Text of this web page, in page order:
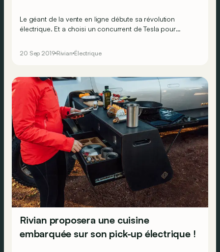
Le géant de la vente en ligne débute sa révolution
électrique. Et a choisi un concurrent de Tesla pour
sans émission&nbsp;!
20 Sep 2019 Rivian Électrique
Rivian proposera une cuisine
embarquée sur son pick-up électrique !